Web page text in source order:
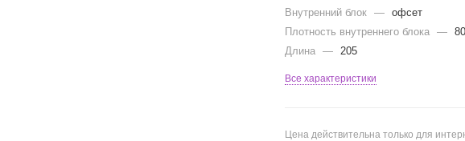
Внутренний блок — офсет
Плотность внутреннего блока — 80
Длина — 205
Все характеристики
Цена действительна только для